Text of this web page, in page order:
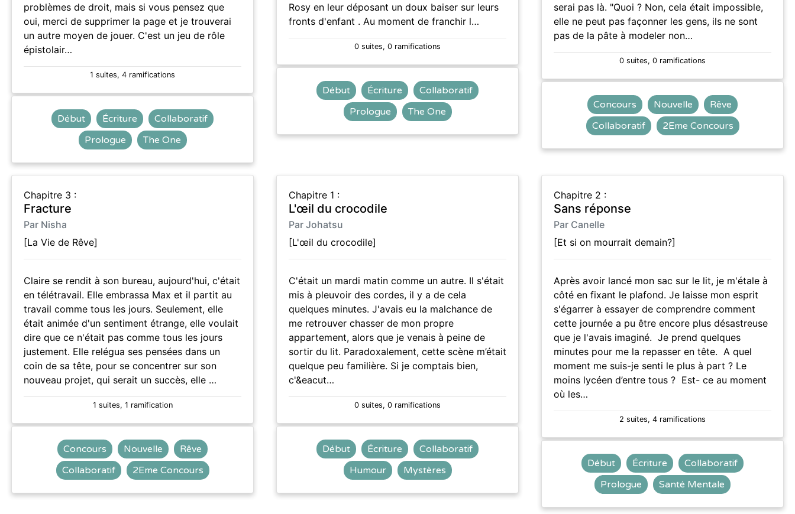
problèmes de droit, mais si vous pensez que
oui, merci de supprimer la page et je trouverai
un autre moyen de jouer. C'est un jeu de rôle
épistolair…
1 suites, 4 ramifications
Début Écriture
Collaboratif
Prologue
The One
Rosy en leur déposant un doux baiser sur leurs
fronts d'enfant . Au moment de franchir l…
0 suites, 0 ramifications
Début Écriture
Collaboratif
Prologue
The One
serai pas là. "Quoi ? Non, cela était impossible,
elle ne peut pas façonner les gens, ils ne sont
pas de la pâte à modeler non…
0 suites, 0 ramifications
Concours Nouvelle
Rêve
Collaboratif
2Eme Concours
Chapitre 3 :
Fracture
Par Nisha
[La Vie de Rêve]
Claire se rendit à son bureau, aujourd'hui, c'était
en télétravail. Elle embrassa Max et il partit au
travail comme tous les jours. Seulement, elle
était animée d'un sentiment étrange, elle voulait
dire que ce n'était pas comme tous les jours
justement. Elle relégua ses pensées dans un
coin de sa tête, pour se concentrer sur son
nouveau projet, qui serait un succès, elle …
1 suites, 1 ramification
Concours Nouvelle
Rêve
Collaboratif
2Eme Concours
Chapitre 1 :
L'œil du crocodile
Par Johatsu
[L'œil du crocodile]
C'était un mardi matin comme un autre. Il s'était
mis à pleuvoir des cordes, il y a de cela
quelques minutes. J'avais eu la malchance de
me retrouver chasser de mon propre
appartement, alors que je venais à peine de
sortir du lit. Paradoxalement, cette scène m’était
quelque peu familière. Si je comptais bien,
c'&eacut…
0 suites, 0 ramifications
Début Écriture
Collaboratif
Humour
Mystères
Chapitre 2 :
Sans réponse
Par Canelle
[Et si on mourrait demain?]
Après avoir lancé mon sac sur le lit, je m'étale à
côté en fixant le plafond. Je laisse mon esprit
s'égarrer à essayer de comprendre comment
cette journée a pu être encore plus désastreuse
que je l'avais imaginé. Je prend quelques
minutes pour me la repasser en tête. A quel
moment me suis-je senti le plus à part ? Le
moins lycéen d’entre tous ? Est- ce au moment
où les…
2 suites, 4 ramifications
Début Écriture
Collaboratif
Prologue
Santé Mentale